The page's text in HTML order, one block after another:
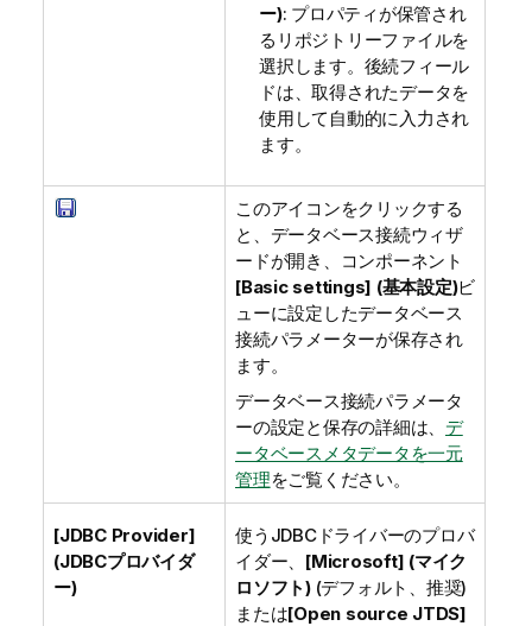
ー): プロパティが保管され
るリポジトリーファイルを
選択します。後続フィール
ドは、取得されたデータを
使用して自動的に入力され
ます。
このアイコンをクリックする
と、データベース接続ウィザ
ードが開き、コンポーネント
[Basic settings] (基本設定)ビ
ューに設定したデータベース
接続パラメーターが保存され
ます。
データベース接続パラメータ
ーの設定と保存の詳細は、 デ
ータベースメタデータを一元
管理をご覧ください。
[JDBC Provider]
(JDBCプロバイダ
ー)
使うJDBCドライバーのプロバ
イダー、 [Microsoft] (マイク
ロソフト)(デフォルト、推奨)
または[Open source JTDS]